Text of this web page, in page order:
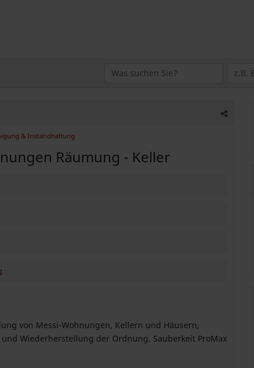
& Instandhaltung
Räumung - Keller
von Messi-Wohnungen, Kellern und Häusern,
Wiederherstellung der Ordnung. Sauberkeit ProMax